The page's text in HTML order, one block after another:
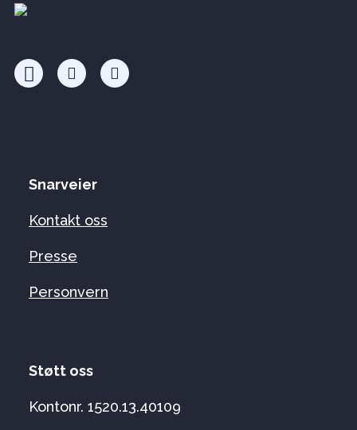
Snarveier
Kontakt oss
Presse
Personvern
Støtt oss
Kontonr. 1520.13.40109